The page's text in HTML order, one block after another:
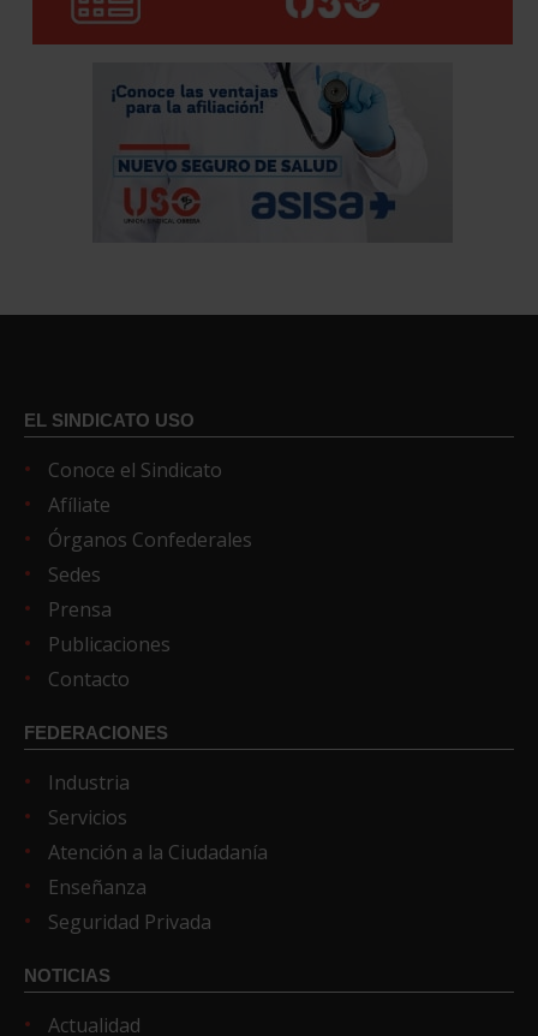
EL SINDICATO USO
Conoce el Sindicato
Afíliate
Órganos Confederales
Sedes
Prensa
Publicaciones
Contacto
FEDERACIONES
Industria
Servicios
Atención a la Ciudadanía
Enseñanza
Seguridad Privada
NOTICIAS
Actualidad